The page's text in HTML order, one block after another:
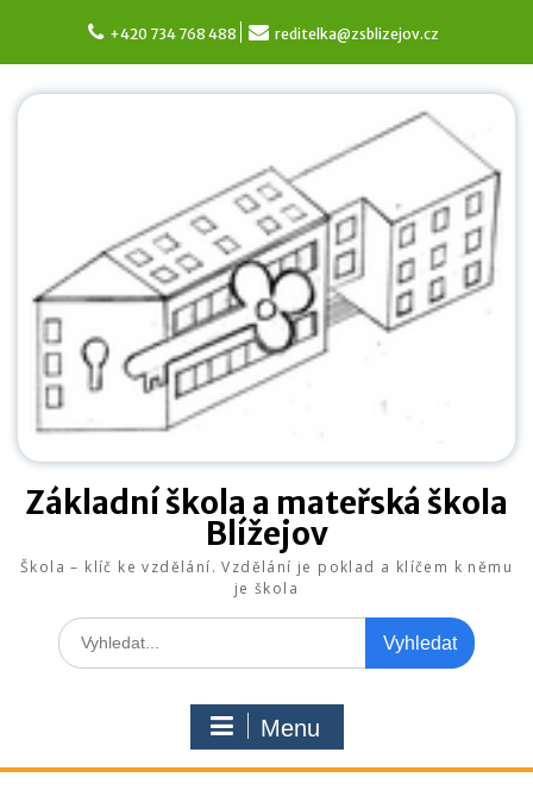
content
+420 734 768 488 reditelka@zsblizejov.cz
Základní škola a mateřská škola
Blížejov
Škola – klíč ke vzdělání. Vzdělání je poklad a klíčem k němu
je škola
Search
for:
Menu